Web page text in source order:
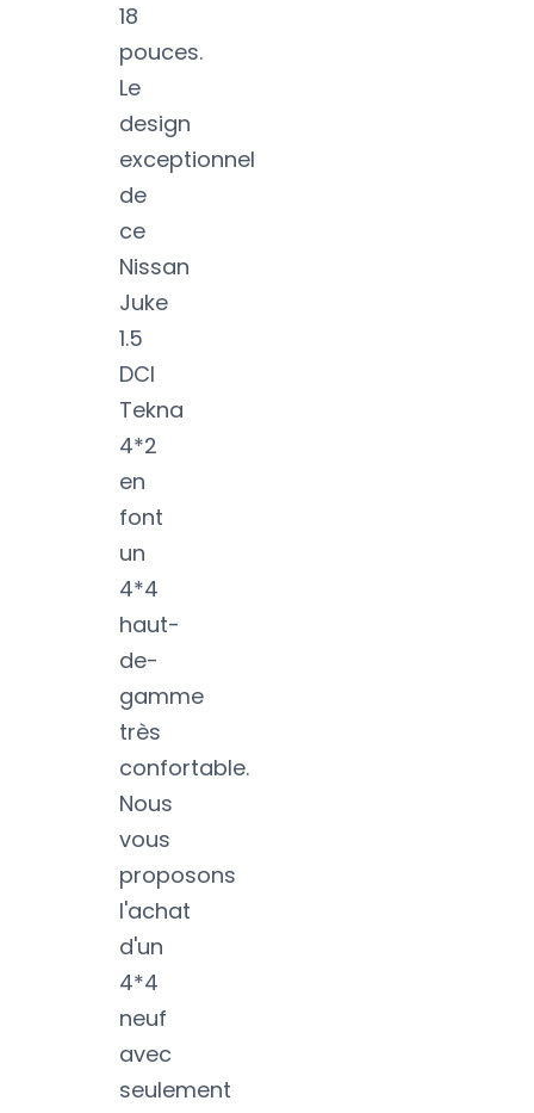
18
pouces.
Le
design
exceptionnel
de
ce
Nissan
Juke
1.5
DCI
Tekna
4*2
en
font
un
4*4
haut-
de-
gamme
très
confortable.
Nous
vous
proposons
l'achat
d'un
4*4
neuf
avec
seulement